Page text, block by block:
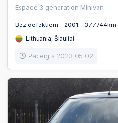
Espace 3 generation Minivan
Bez defektiem 2001 377744km
Lithuania, Šiauliai
Pabeigts 2023.05.02